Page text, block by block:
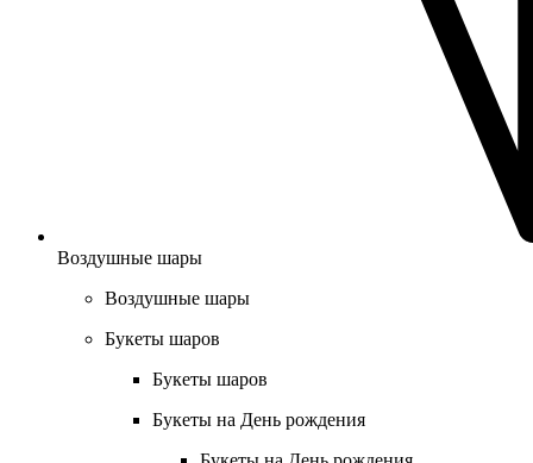
Воздушные шары
Воздушные шары
Букеты шаров
Букеты шаров
Букеты на День рождения